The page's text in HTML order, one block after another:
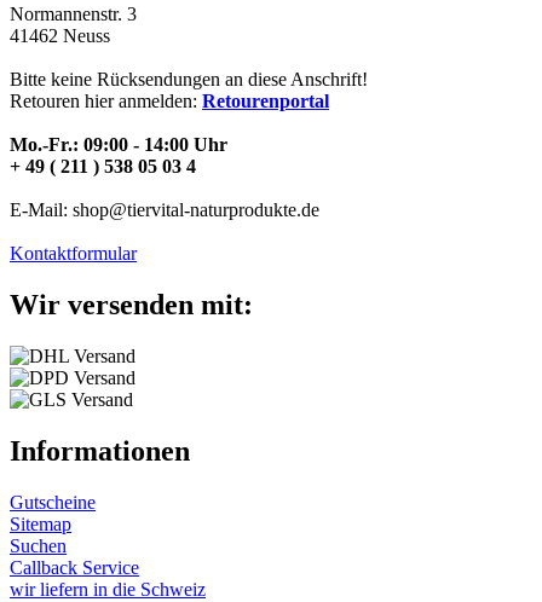
Normannenstr. 3
41462 Neuss
Bitte keine Rücksendungen an diese Anschrift!
Retouren hier anmelden: Retourenportal
Mo.-Fr.: 09:00 - 14:00 Uhr
+ 49 ( 211 ) 538 05 03 4
E-Mail: shop@tiervital-naturprodukte.de
Kontaktformular
Wir versenden mit:
Informationen
Gutscheine
Sitemap
Suchen
Callback Service
wir liefern in die Schweiz